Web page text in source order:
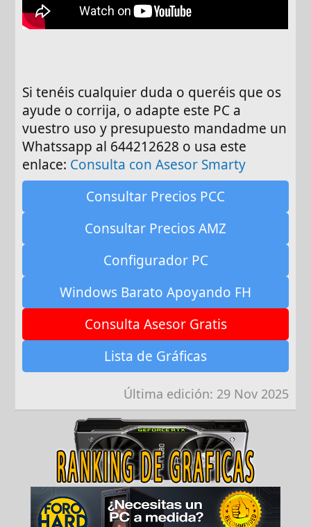
Si tenéis cualquier duda o queréis que os
ayude o corrija, o adapte este PC a
vuestro uso y presupuesto mandadme un
Whatssapp al 644212628 o usa este
enlace: Consulta con Asesor Smarty
Consultar Precios PCC
Consultar Precios AMZ
Configurador PC
Windows Barato Apoyando FH
Consulta Asesor Gratis
Lista de Gráficas
Última edición: 29 Nov 2025